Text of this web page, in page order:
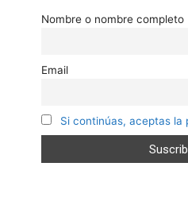
Nombre o nombre completo
Email
Si continúas, aceptas la